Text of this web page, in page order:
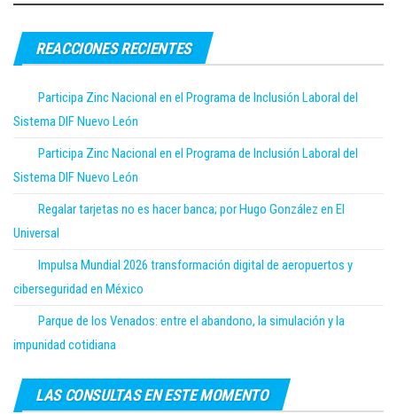
REACCIONES RECIENTES
Participa Zinc Nacional en el Programa de Inclusión Laboral del
Sistema DIF Nuevo León
Participa Zinc Nacional en el Programa de Inclusión Laboral del
Sistema DIF Nuevo León
Regalar tarjetas no es hacer banca; por Hugo González en El
Universal
Impulsa Mundial 2026 transformación digital de aeropuertos y
ciberseguridad en México
Parque de los Venados: entre el abandono, la simulación y la
impunidad cotidiana
LAS CONSULTAS EN ESTE MOMENTO